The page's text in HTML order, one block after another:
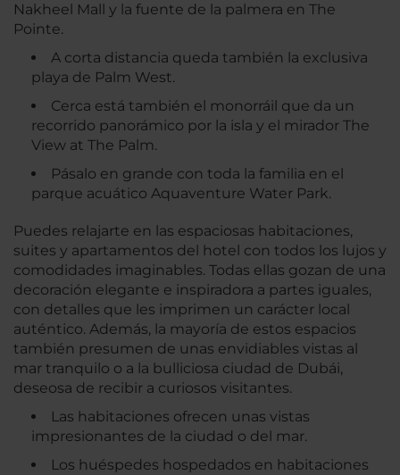
Nakheel Mall y la fuente de la palmera en The
Pointe.
A corta distancia queda también la exclusiva
playa de Palm West.
Cerca está también el monorráil que da un
recorrido panorámico por la isla y el mirador The
View at The Palm.
Pásalo en grande con toda la familia en el
parque acuático Aquaventure Water Park.
Puedes relajarte en las espaciosas habitaciones,
suites y apartamentos del hotel con todos los lujos y
comodidades imaginables. Todas ellas gozan de una
decoración elegante e inspiradora a partes iguales,
con detalles que les imprimen un carácter local
auténtico. Además, la mayoría de estos espacios
también presumen de unas envidiables vistas al
mar tranquilo o a la bulliciosa ciudad de Dubái,
deseosa de recibir a curiosos visitantes.
Las habitaciones ofrecen unas vistas
impresionantes de la ciudad o del mar.
Los huéspedes hospedados en habitaciones